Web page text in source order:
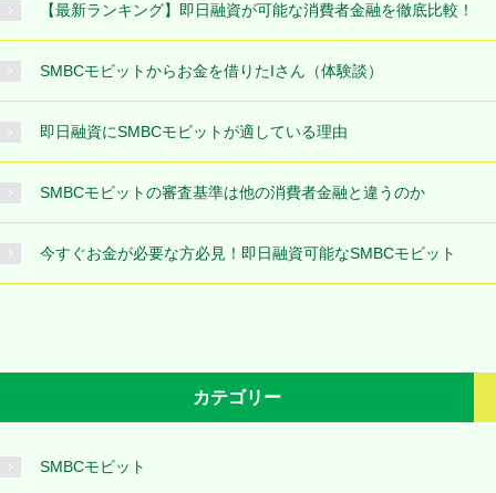
【最新ランキング】即日融資が可能な消費者金融を徹底比較！
SMBCモビットからお金を借りたIさん（体験談）
即日融資にSMBCモビットが適している理由
SMBCモビットの審査基準は他の消費者金融と違うのか
今すぐお金が必要な方必見！即日融資可能なSMBCモビット
カテゴリー
SMBCモビット